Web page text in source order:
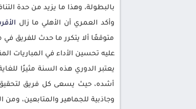
بالبطولة، وهذا ما يزيد من حدة
وأكد العمري أن الأهلي ما زال
متوقعًا ألا يتكرر ما حدث للفريق في
عليه تحسين الأداء في المباريات
يعتبر الدوري هذه السنة مثيرًا
أشده، حيث يسعى كل فريق لتحقيق
وجاذبية للجماهير والمتابعين،